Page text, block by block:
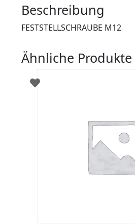
Beschreibung
FESTSTELLSCHRAUBE M12
Ähnliche Produkte